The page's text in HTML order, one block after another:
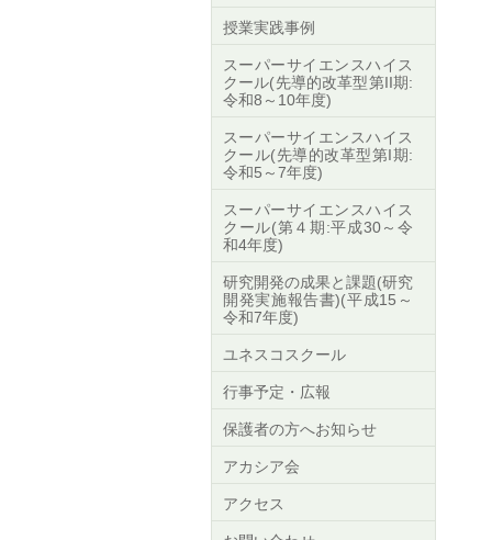
授業実践事例
スーパーサイエンスハイス
クール(先導的改革型第II期:
令和8～10年度)
スーパーサイエンスハイス
クール(先導的改革型第I期:
令和5～7年度)
スーパーサイエンスハイス
クール(第４期:平成30～令
和4年度)
研究開発の成果と課題(研究
開発実施報告書)(平成15～
令和7年度)
ユネスコスクール
行事予定・広報
保護者の方へお知らせ
アカシア会
アクセス